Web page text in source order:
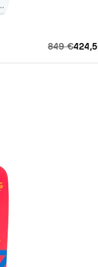
849 €